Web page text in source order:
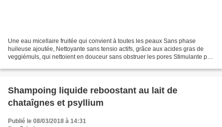
Une eau micellaire fruitée qui convient à toutes les peaux Sans phase
huileuse ajoutée, Nettoyante sans tensio actifs, grâce aux acides gras de
veggiémuls, qui nettoient en douceur sans obstruer les pores Stimulante par
Shampoing liquide reboostant au lait de
chataîgnes et psyllium
Publié le 08/03/2018 à 14:31